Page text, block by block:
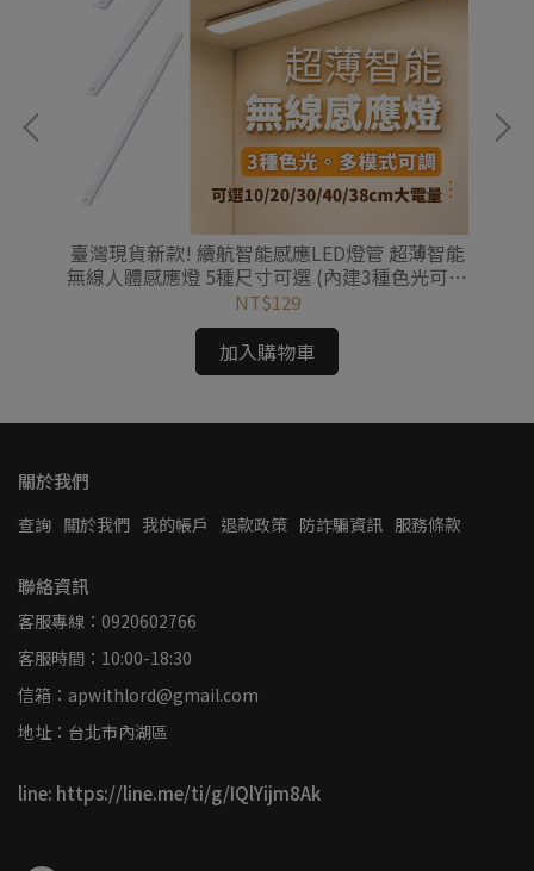
臺灣現貨新款! 續航智能感應LED燈管 超薄智能
無線人體感應燈 5種尺寸可選 (內建3種色光可隨
意調節)
NT$129
加入購物車
關於我們
查詢 關於我們 我的帳戶 退款政策 防詐騙資訊 服務條款
聯絡資訊
客服專線：0920602766
客服時間：10:00-18:30
信箱：apwithlord@gmail.com
地址：台北市內湖區
line: https://line.me/ti/g/IQlYijm8Ak